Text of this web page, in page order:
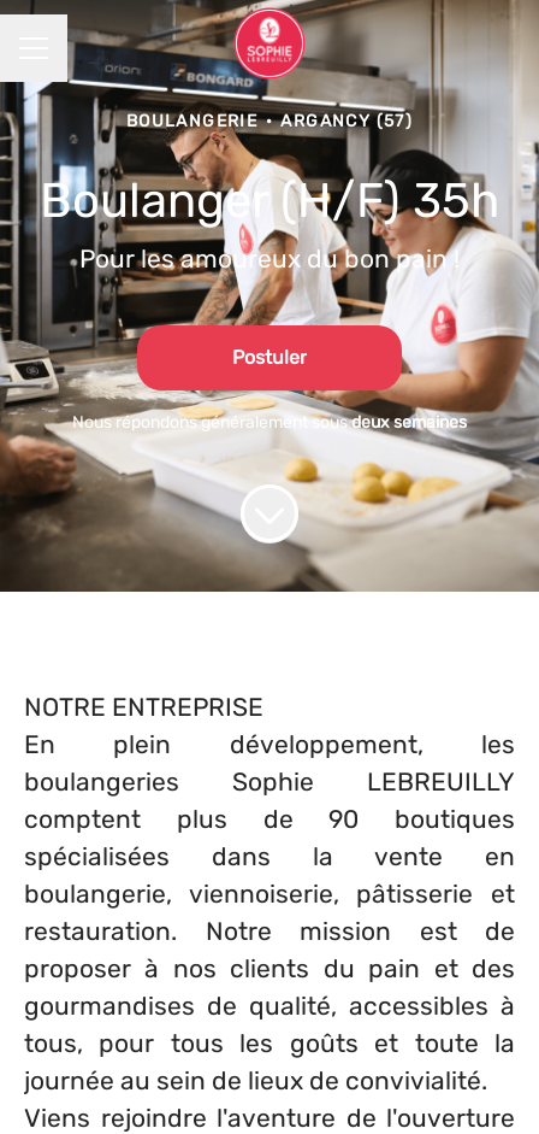
MENU CARRIÈRE
BOULANGERIE · ARGANCY (57)
Boulanger (H/F) 35h
Pour les amoureux du bon pain !
Postuler
Nous répondons généralement sousdeux semaines
NOTRE ENTREPRISE
En plein développement, les
boulangeries Sophie LEBREUILLY
comptent plus de 90 boutiques
spécialisées dans la vente en
boulangerie, viennoiserie, pâtisserie et
restauration. Notre mission est de
proposer à nos clients du pain et des
gourmandises de qualité, accessibles à
tous, pour tous les goûts et toute la
journée au sein de lieux de convivialité.
Viens rejoindre l'aventure de l'ouverture